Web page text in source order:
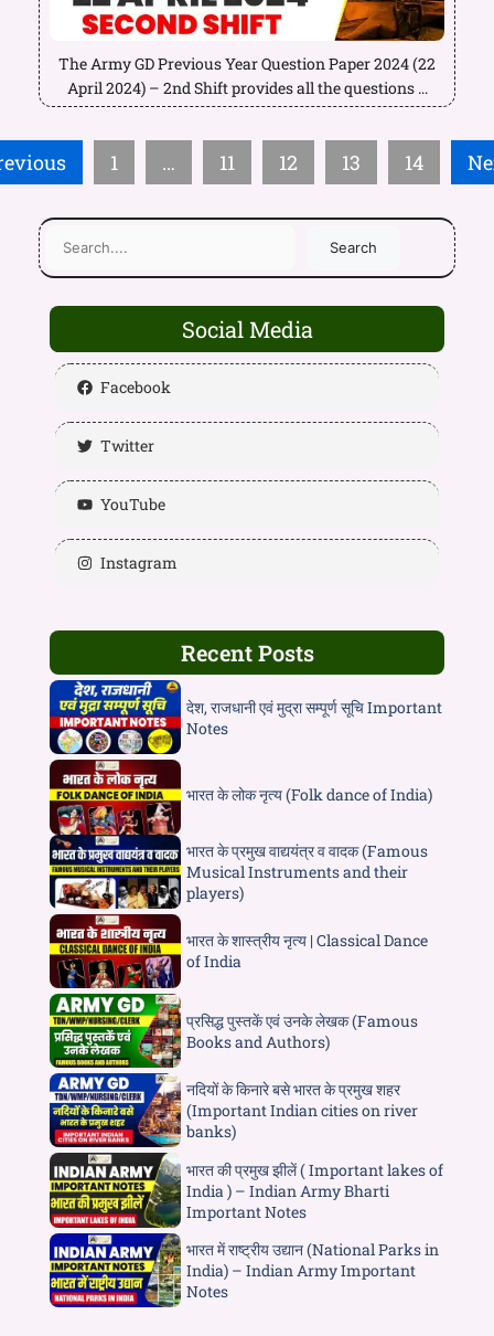
The Army GD Previous Year Question Paper 2024 (22
April 2024) – 2nd Shift provides all the questions ...
1 … 11 12 13 14
Search
Social Media
Facebook
Twitter
YouTube
Instagram
Recent Posts
देश, राजधानी एवं मुद्रा सम्पूर्ण सूचि Important
Notes
भारत के लोक नृत्य (Folk dance of India)
भारत के प्रमुख वाद्ययंत्र व वादक (Famous
Musical Instruments and their
players)
भारत के शास्त्रीय नृत्य | Classical Dance
of India
प्रसिद्ध पुस्तकें एवं उनके लेखक (Famous
Books and Authors)
नदियों के किनारे बसे भारत के प्रमुख शहर
(Important Indian cities on river
banks)
भारत की प्रमुख झीलें ( Important lakes of
India ) – Indian Army Bharti
Important Notes
भारत में राष्ट्रीय उद्यान (National Parks in
India) – Indian Army Important
Notes